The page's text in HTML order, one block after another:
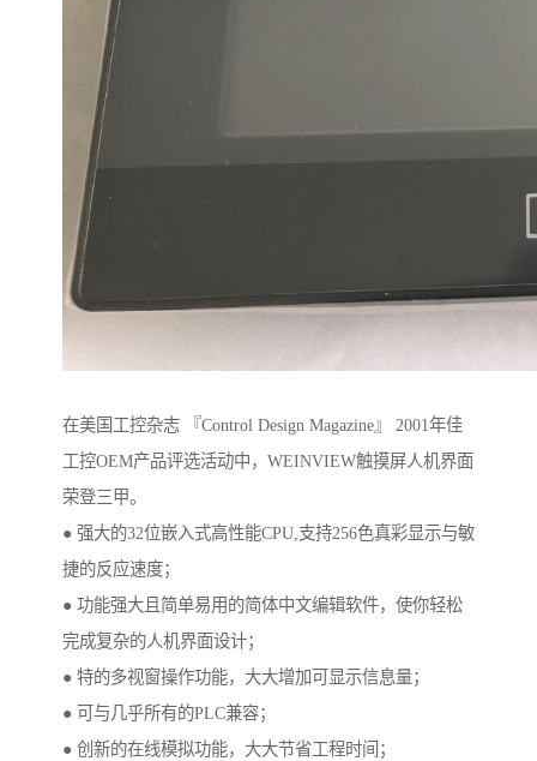
在美国工控杂志 『Control Design Magazine』 2001年佳
工控OEM产品评选活动中，WEINVIEW触摸屏人机界面
荣登三甲。
● 强大的32位嵌入式高性能CPU,支持256色真彩显示与敏
捷的反应速度；
● 功能强大且简单易用的简体中文编辑软件，使你轻松
完成复杂的人机界面设计；
● 特的多视窗操作功能，大大增加可显示信息量；
● 可与几乎所有的PLC兼容；
● 创新的在线模拟功能，大大节省工程时间；